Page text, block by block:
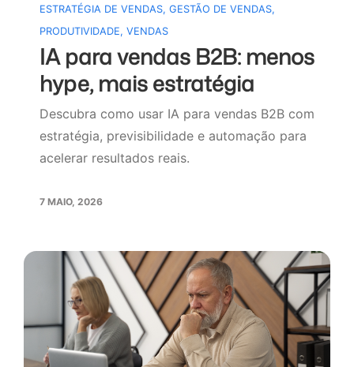
ESTRATÉGIA DE VENDAS, GESTÃO DE VENDAS,
PRODUTIVIDADE, VENDAS
IA para vendas B2B: menos
hype, mais estratégia
Descubra como usar IA para vendas B2B com
estratégia, previsibilidade e automação para
acelerar resultados reais.
7 MAIO, 2026